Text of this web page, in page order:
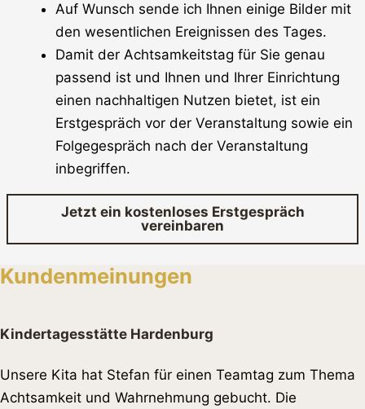
Auf Wunsch sende ich Ihnen einige Bilder mit
den wesentlichen Ereignissen des Tages.
Damit der Achtsamkeitstag für Sie genau
passend ist und Ihnen und Ihrer Einrichtung
einen nachhaltigen Nutzen bietet, ist ein
Erstgespräch vor der Veranstaltung sowie ein
Folgegespräch nach der Veranstaltung
inbegriffen.
Jetzt ein kostenloses Erstgespräch
vereinbaren
Kundenmeinungen
Kindertagesstätte Hardenburg
Unsere Kita hat Stefan für einen Teamtag zum Thema
Achtsamkeit und Wahrnehmung gebucht. Die